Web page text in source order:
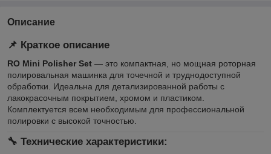
Описание
📌 Краткое описание
RO Mini Polisher Set — это компактная, но мощная роторная
полировальная машинка для точечной и труднодоступной
обработки. Идеальна для детализированной работы с
лакокрасочным покрытием, хромом и пластиком.
Комплектуется всем необходимым для профессиональной
полировки с высокой точностью.
🔧 Технические характеристики: